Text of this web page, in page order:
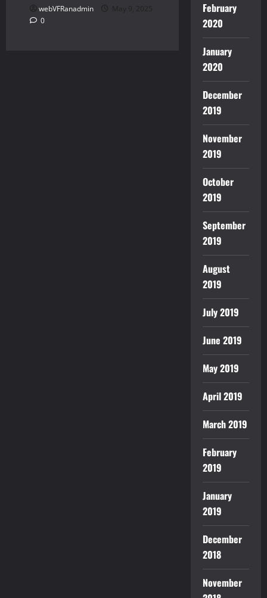
webVFRanadmin
May 9, 2025
0
February
2020
January
2020
December
2019
November
2019
October
2019
September
2019
August
2019
July 2019
June 2019
May 2019
April 2019
March 2019
February
2019
January
2019
December
2018
November